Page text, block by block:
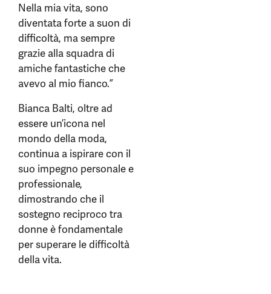
Nella mia vita, sono
diventata forte a suon di
difficoltà, ma sempre
grazie alla squadra di
amiche fantastiche che
avevo al mio fianco.”
Bianca Balti, oltre ad
essere un’icona nel
mondo della moda,
continua a ispirare con il
suo impegno personale e
professionale,
dimostrando che il
sostegno reciproco tra
donne è fondamentale
per superare le difficoltà
della vita.